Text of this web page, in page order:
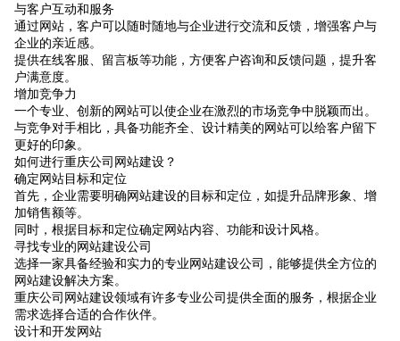
与客户互动和服务
通过网站，客户可以随时随地与企业进行交流和反馈，增强客户与
企业的亲近感。
提供在线客服、留言板等功能，方便客户咨询和反馈问题，提升客
户满意度。
增加竞争力
一个专业、创新的网站可以使企业在激烈的市场竞争中脱颖而出。
与竞争对手相比，具备功能齐全、设计精美的网站可以给客户留下
更好的印象。
如何进行重庆公司网站建设？
确定网站目标和定位
首先，企业需要明确网站建设的目标和定位，如提升品牌形象、增
加销售额等。
同时，根据目标和定位确定网站内容、功能和设计风格。
寻找专业的网站建设公司
选择一家具备经验和实力的专业网站建设公司，能够提供全方位的
网站建设解决方案。
重庆公司网站建设领域有许多专业公司提供全面的服务，根据企业
需求选择合适的合作伙伴。
设计和开发网站